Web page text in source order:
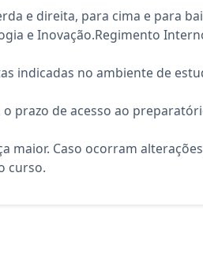
e direita, para cima e para
e Inovação.Regimento
indicadas no ambiente de
prazo de acesso ao
Caso ocorram
curso.